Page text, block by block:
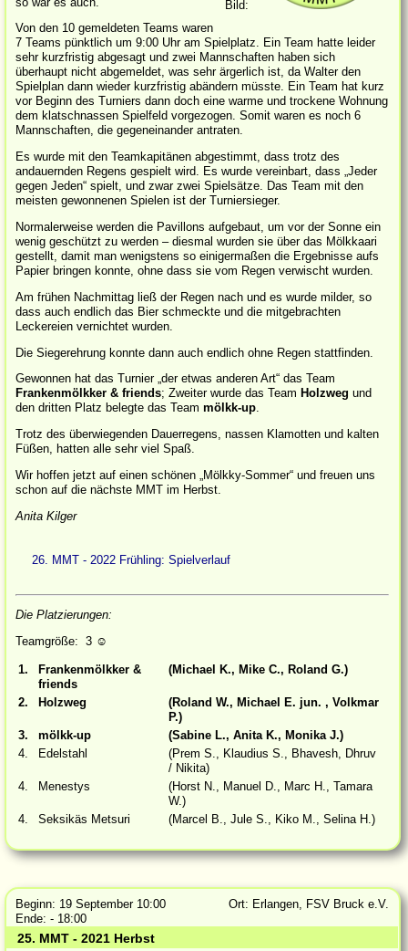
Bild:
Von den 10 gemeldeten Teams waren
7 Teams pünktlich um 9:00 Uhr am Spielplatz. Ein Team hatte leider
sehr kurzfristig abgesagt und zwei Mannschaften haben sich
überhaupt nicht abgemeldet, was sehr ärgerlich ist, da Walter den
Spielplan dann wieder kurzfristig abändern müsste. Ein Team hat kurz
vor Beginn des Turniers dann doch eine warme und trockene Wohnung
dem klatschnassen Spielfeld vorgezogen. Somit waren es noch 6
Mannschaften, die gegeneinander antraten.
Es wurde mit den Teamkapitänen abgestimmt, dass trotz des
andauernden Regens gespielt wird. Es wurde vereinbart, dass „Jeder
gegen Jeden“ spielt, und zwar zwei Spielsätze. Das Team mit den
meisten gewonnenen Spielen ist der Turniersieger.
Normalerweise werden die Pavillons aufgebaut, um vor der Sonne ein
wenig geschützt zu werden – diesmal wurden sie über das Mölkkaari
gestellt, damit man wenigstens so einigermaßen die Ergebnisse aufs
Papier bringen konnte, ohne dass sie vom Regen verwischt wurden.
Am frühen Nachmittag ließ der Regen nach und es wurde milder, so
dass auch endlich das Bier schmeckte und die mitgebrachten
Leckereien vernichtet wurden.
Die Siegerehrung konnte dann auch endlich ohne Regen stattfinden.
Gewonnen hat das Turnier „der etwas anderen Art“ das Team
Frankenmölkker & friends; Zweiter wurde das Team Holzweg und
den dritten Platz belegte das Teammölkk-up.
Trotz des überwiegenden Dauerregens, nassen Klamotten und kalten
Füßen, hatten alle sehr viel Spaß.
Wir hoffen jetzt auf einen schönen „Mölkky-Sommer“ und freuen uns
schon auf die nächste MMT im Herbst.
Anita Kilger
26. MMT - 2022 Frühling: Spielverlauf
Die Platzierungen:
Teamgröße: 3 ☺
1.
Frankenmölkker &
friends
(Michael K., Mike C., Roland G.)
2. Holzweg
(Roland W., Michael E. jun. , Volkmar
P.)
3.
mölkk-up
(Sabine L., Anita K., Monika J.)
4.
Edelstahl
(Prem S., Klaudius S., Bhavesh, Dhruv
/ Nikita)
4.
Menestys
(Horst N., Manuel D., Marc H., Tamara
W.)
4.
Seksikäs Metsuri (Marcel B., Jule S., Kiko M., Selina H.)
Beginn: 19 September 10:00
Ort: Erlangen, FSV Bruck e.V.
Ende: - 18:00
25. MMT - 2021 Herbst